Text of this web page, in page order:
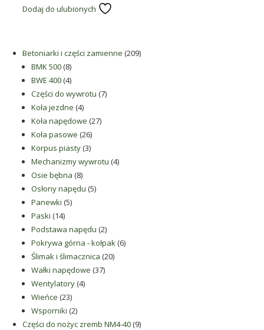
maszyn
części
zamienne.
Dodaj do ulubionych
Betoniarki i części zamienne 209209
BMK 500 88
produktów
BWE 400 44
produkty
Części do wywrotu 77
Koła jezdne 44
produkty
Koła napędowe 2727
Koła pasowe 2626
produktów
Korpus piasty 33
produkty
Mechanizmy wywrotu 44
Osie bębna 88
produktów
Osłony napędu 55
Panewki 55
Paski 1414
produktów
Podstawa napędu 22
produkty
Pokrywa górna - kołpak 66
Ślimak i ślimacznica 2020
Wałki napędowe 3737
Wentylatory 44
Wieńce 2323
produkty
Wsporniki 22
produkty
Części do nożyc zremb NM4-40 99